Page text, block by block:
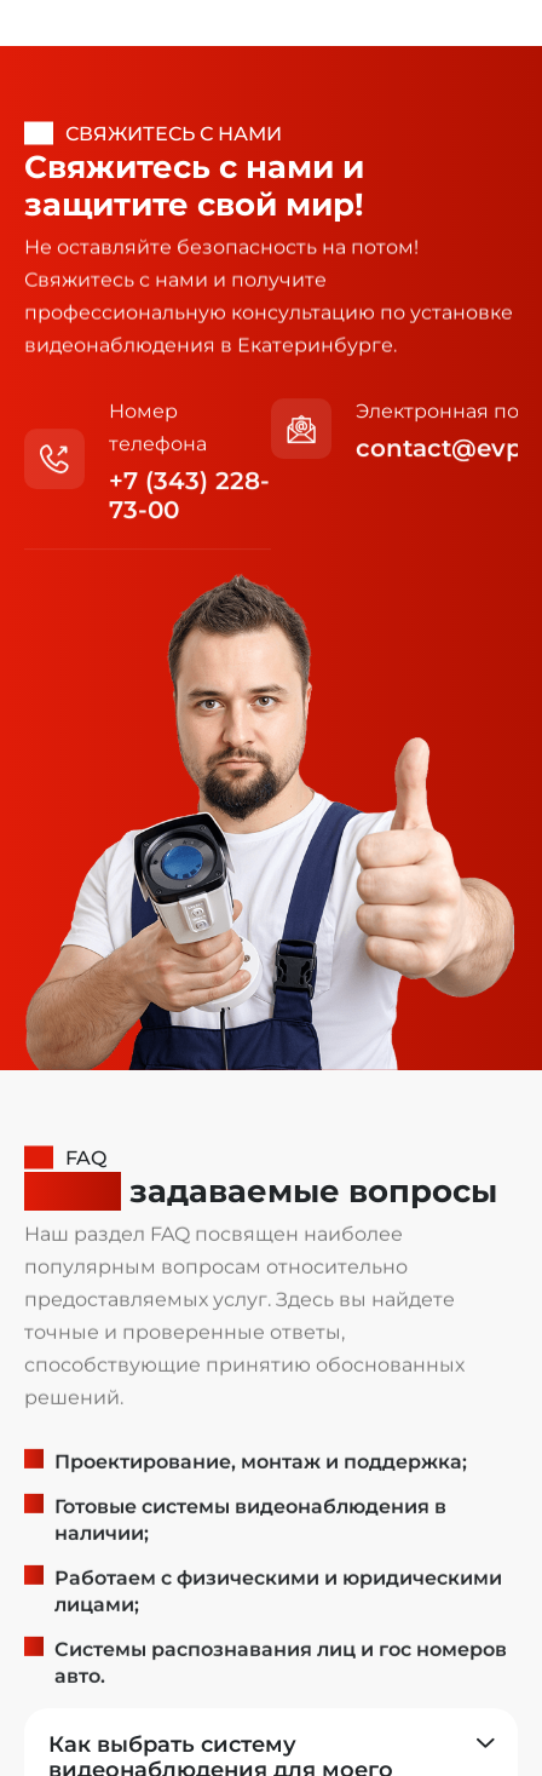
СВЯЖИТЕСЬ С НАМИ
Свяжитесь с нами и
защитите свой мир!
Не оставляйте безопасность на потом!
Свяжитесь с нами и получите
профессиональную консультацию по установке
видеонаблюдения в Екатеринбурге.
Номер
телефона
+7 (343) 228-
73-00
Электронная
FAQ
задаваемые вопросы
Наш раздел FAQ посвящен наиболее
популярным вопросам относительно
предоставляемых услуг. Здесь вы найдете
точные и проверенные ответы,
способствующие принятию обоснованных
решений.
Проектирование, монтаж и поддержка;
Готовые системы видеонаблюдения в
наличии;
Работаем с физическими и юридическими
лицами;
Системы распознавания лиц и гос номеров
авто.
Как выбрать систему
видеонаблюдения для моего